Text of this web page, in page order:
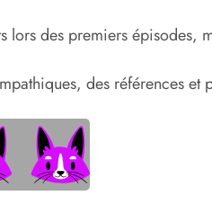
lors des premiers épisodes,
des références et